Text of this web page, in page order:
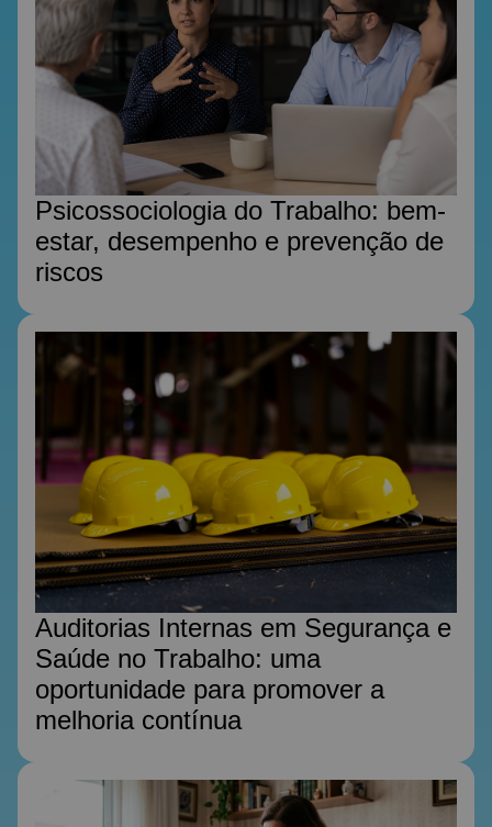
Psicossociologia do Trabalho: bem-
estar, desempenho e prevenção de
riscos
Auditorias Internas em Segurança e
Saúde no Trabalho: uma
oportunidade para promover a
melhoria contínua